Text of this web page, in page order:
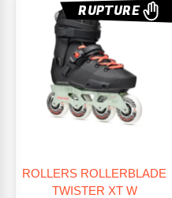
RUPTURE
ROLLERS ROLLERBLADE
TWISTER XT W